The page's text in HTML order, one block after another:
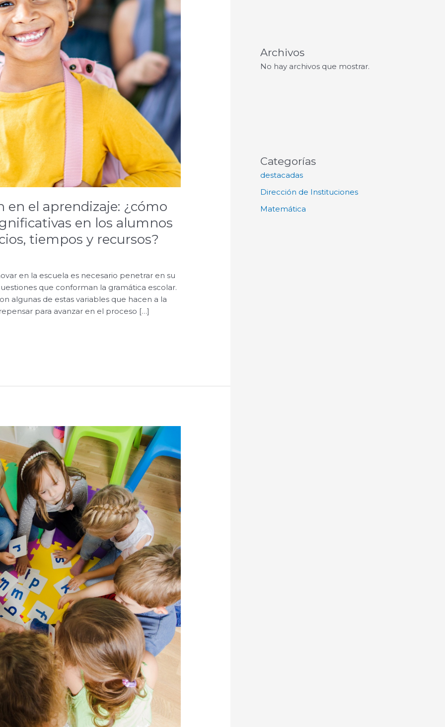
en el aprendizaje: ¿cómo
en los alumnos
tiempos y recursos?
en la escuela es necesario penetrar en su
que conforman la gramática escolar.
algunas de estas variables que hacen a la
para avanzar en el proceso […]
Archivos
No hay archivos que mostrar.
Categorías
destacadas
Dirección de Instituciones
Matemática